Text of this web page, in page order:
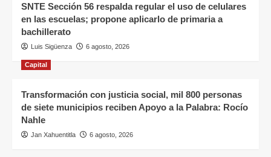
SNTE Sección 56 respalda regular el uso de celulares
en las escuelas; propone aplicarlo de primaria a
bachillerato
Luis Sigüenza 6 agosto, 2026
Capital
Transformación con justicia social, mil 800 personas
de siete municipios reciben Apoyo a la Palabra: Rocío
Nahle
Jan Xahuentitla 6 agosto, 2026